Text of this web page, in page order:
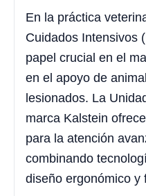
En la práctica
Cuidados Intensivos
papel crucial en el
en el apoyo de
lesionados. La
marca Kalstein
para la atención
combinando
diseño ergonómico y